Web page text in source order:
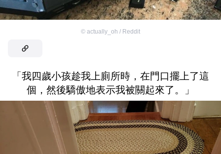
© actually_oh / Reddit
「我四歲小孩趁我上廁所時，在門口擺上了這
個，然後驕傲地表示我被關起來了。」